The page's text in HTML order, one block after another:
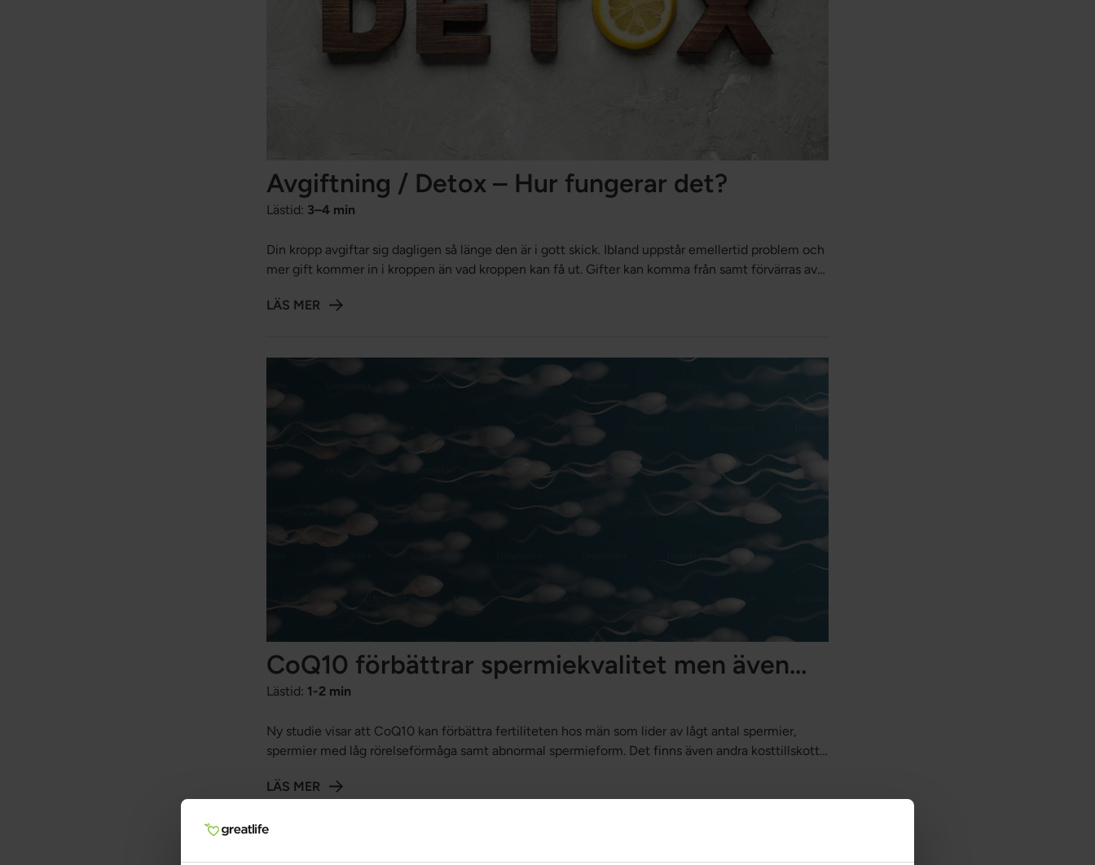
Avgiftning / Detox – Hur fungerar det?
Lästid: 3–4 min
Din kropp avgiftar sig dagligen så länge den är i gott skick. Ibland uppstår emellertid problem och
mer gift kommer in i kroppen än vad kroppen kan få ut. Gifter kan komma från samt förvärras av
receptbelagda läkemedel, rökning, överanvändning av alkohol, droger, sömnbrist, etc.
LÄS MER
CoQ10 förbättrar spermiekvalitet men även...
Lästid: 1-2 min
Ny studie visar att CoQ10 kan förbättra fertiliteten hos män som lider av lågt antal spermier,
spermier med låg rörelseförmåga samt abnormal spermieform. Det finns även andra kosttillskott
LÄS MER